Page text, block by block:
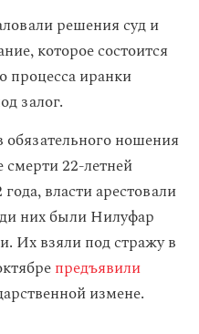
решения суд и
которое состоится
процесса иранки
залог.
обязательного ношения
смерти 22-летней
власти арестовали
них были Нилуфар
Их взяли под стражу в
предъявили
измене.